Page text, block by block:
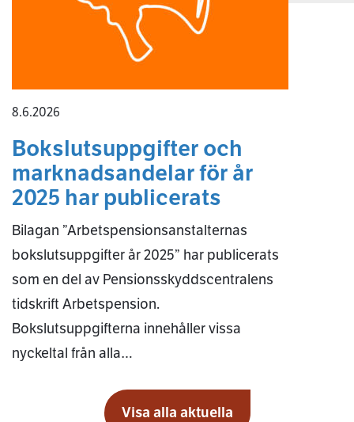
8.6.2026
Bokslutsuppgifter och
marknadsandelar för år
2025 har publicerats
Bilagan ”Arbetspensionsanstalternas
bokslutsuppgifter år 2025” har publicerats
som en del av Pensionsskyddscentralens
tidskrift Arbetspension.
Bokslutsuppgifterna innehåller vissa
nyckeltal från alla…
Visa alla aktuella